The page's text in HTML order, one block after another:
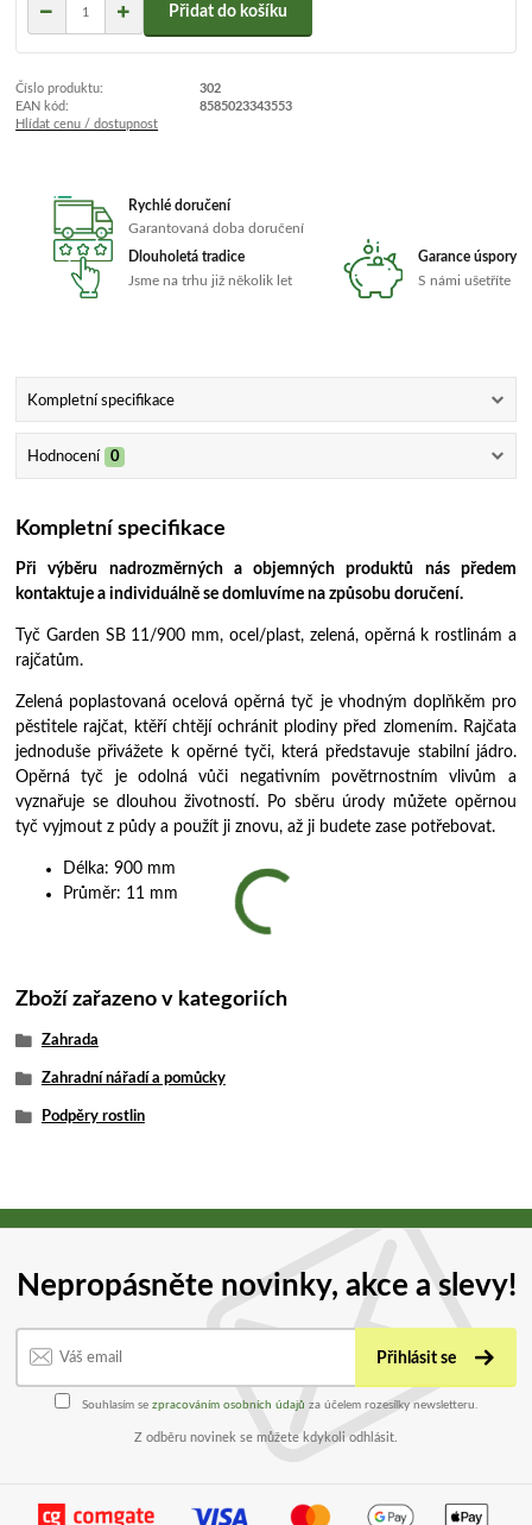
Přidat do košíku
Číslo produktu:
302
EAN kód:
8585023343553
Hlídat cenu / dostupnost
Rychlé doručení
Garantovaná doba doručení
Dlouholetá tradice
Jsme na trhu již několik let
Garance úspory
S námi ušetříte
Kompletní specifikace
Hodnocení 0
Kompletní specifikace
Při výběru nadrozměrných a objemných produktů nás předem
kontaktuje a individuálně se domluvíme na způsobu doručení.
Tyč Garden SB 11/900 mm, ocel/plast, zelená, opěrná k rostlinám a
rajčatům.
Zelená poplastovaná ocelová opěrná tyč je vhodným doplňkěm pro
pěstitele rajčat, ktěří chtějí ochránit plodiny před zlomením. Rajčata
jednoduše přivážete k opěrné tyči, která představuje stabilní jádro.
Opěrná tyč je odolná vůči negativním povětrnostním vlivům a
vyznařuje se dlouhou životností. Po sběru úrody můžete opěrnou
tyč vyjmout z půdy a použít ji znovu, až ji budete zase potřebovat.
Délka: 900 mm
Průměr: 11 mm
Zboží zařazeno v kategoriích
Zahrada
Zahradní nářadí a pomůcky
Podpěry rostlin
Nepropásněte novinky, akce a slevy!
Přihlásit se
Souhlasím se zpracováním osobních údajů za účelem rozesílky newsletteru.
Z odběru novinek se můžete kdykoli odhlásit.